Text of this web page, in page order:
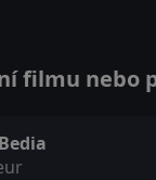
filmu nebo